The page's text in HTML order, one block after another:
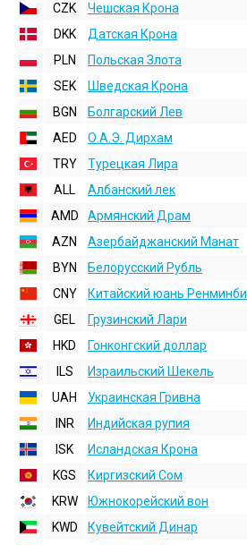
CZK
Чешская Крона
DKK
Датская Крона
PLN
Польская Злота
SEK
Шведская Крона
BGN
Болгарский Лев
AED
О.А.Э. Дирхам
TRY
Турецкая Лира
ALL
Албанский лек
AMD
Армянский Драм
AZN
Азербайджанский Манат
BYN
Белорусский Рубль
CNY
Китайский юань Ренминби
GEL
Грузинский Лари
HKD
Гонконгский доллаp
ILS
Израильский Шекель
UAH
Украинская Гривна
INR
Индийская pупия
ISK
Исландская Крона
KGS
Киргизский Сом
KRW
Южнокорейский вон
KWD
Кувейтский Динар